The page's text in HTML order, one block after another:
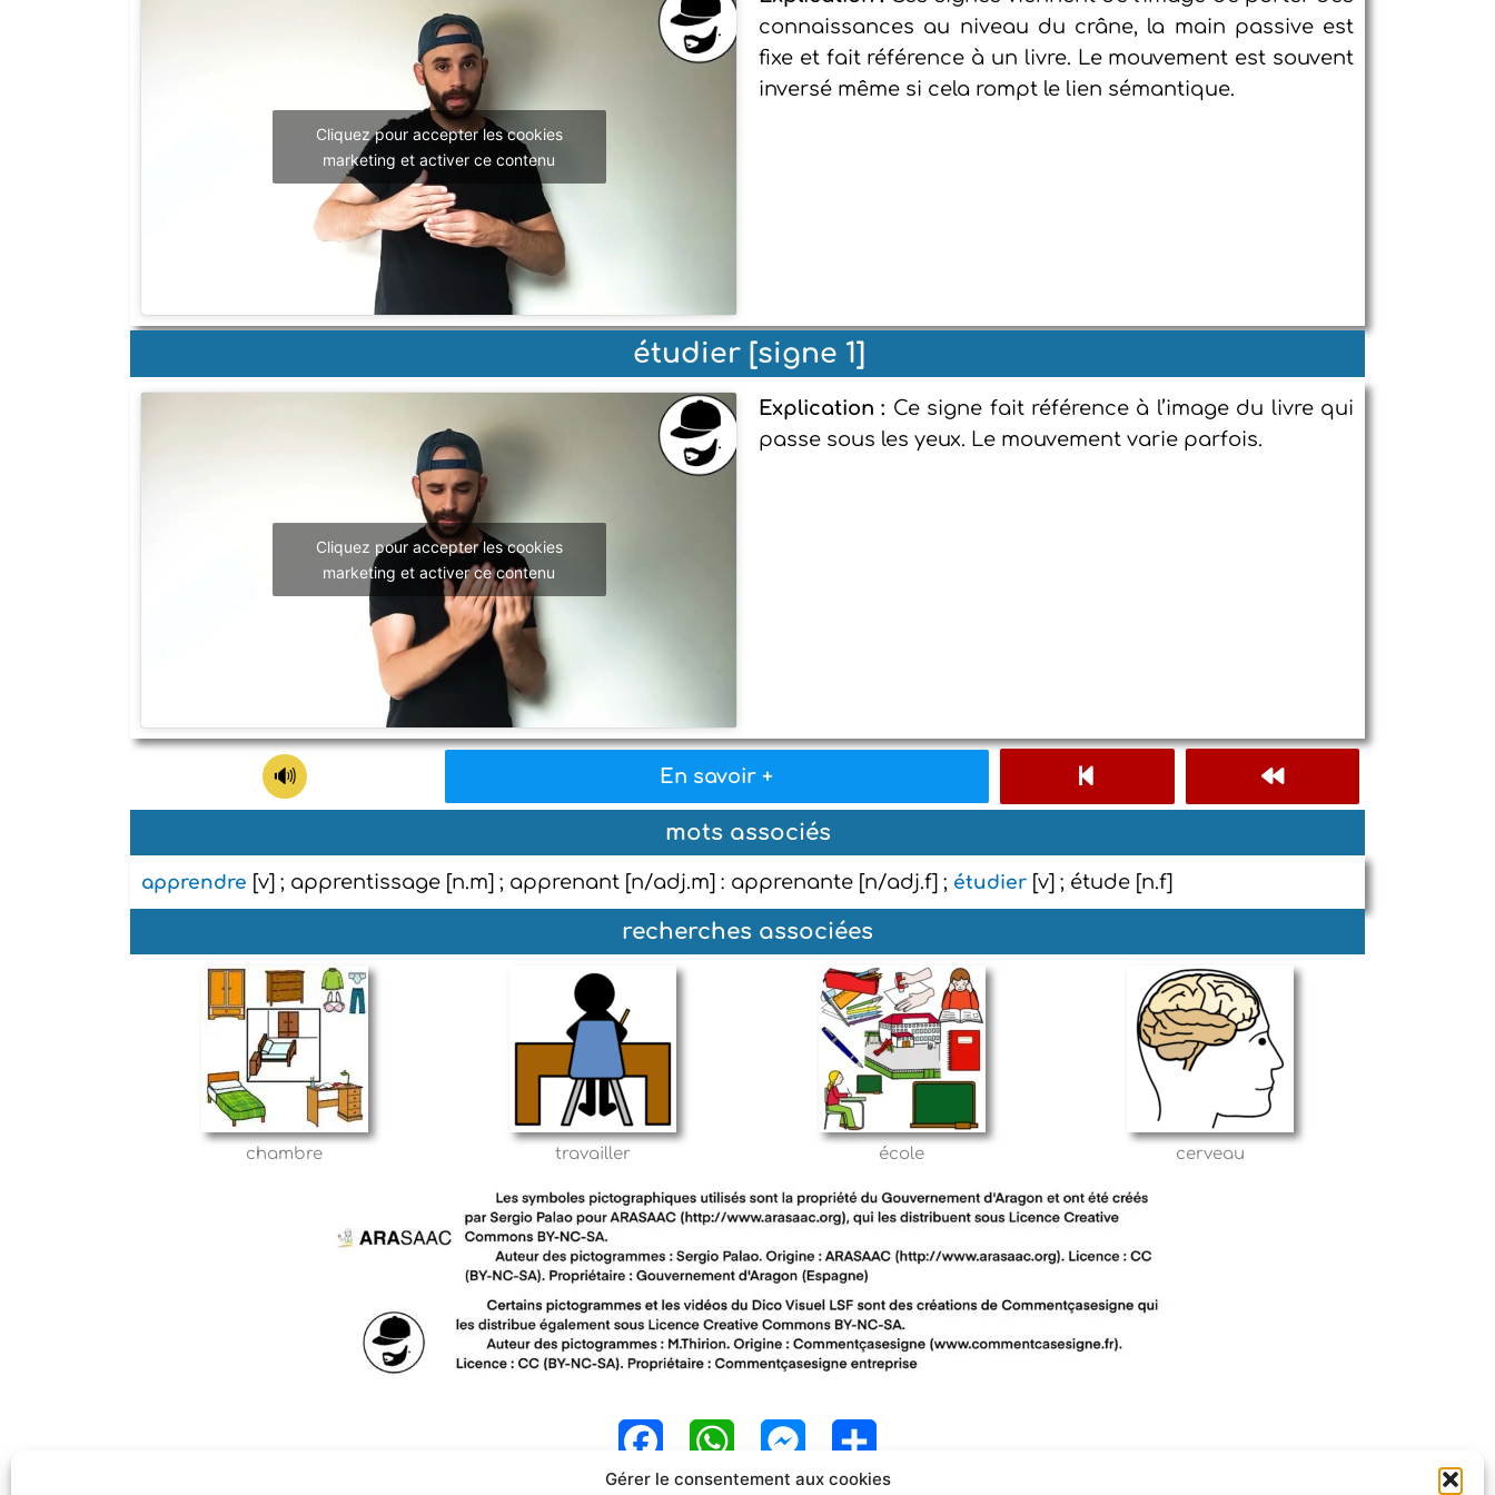
Gérer le consentement aux cookies
Cliquez pour accepter les cookies
marketing et activer ce contenu
connaissances au niveau du crâne, la main passive est
fixe et fait référence à un livre. Le mouvement est souvent
inversé même si cela rompt le lien sémantique.
étudier [signe 1]
Cliquez pour accepter les cookies
marketing et activer ce contenu
Explication : Ce signe fait référence à l’image du livre qui
passe sous les yeux. Le mouvement varie parfois.
En savoir +
mots associés
apprendre [v] ; apprentissage [n.m] ; apprenant [n/adj.m] : apprenante [n/adj.f] ; étudier [v] ; étude [n.f]
recherches associées
chambre travailler école cerveau
F
a
W
h
M
e
P
a